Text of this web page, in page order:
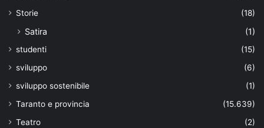
Storie
(18)
Satira (1)
studenti
(15)
sviluppo
(6)
sviluppo sostenibile
(1)
Taranto e provincia
(15.639)
Teatro
(2)